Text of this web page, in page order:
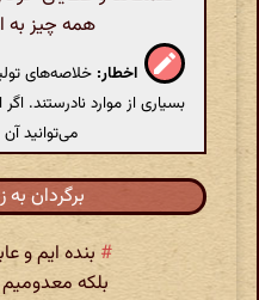
همه چیز به
اخطار: خلاصه‌های
بسیاری از موارد نادرستند.
می‌توانید آن
برگردان
#بنده ایم و
بلکه